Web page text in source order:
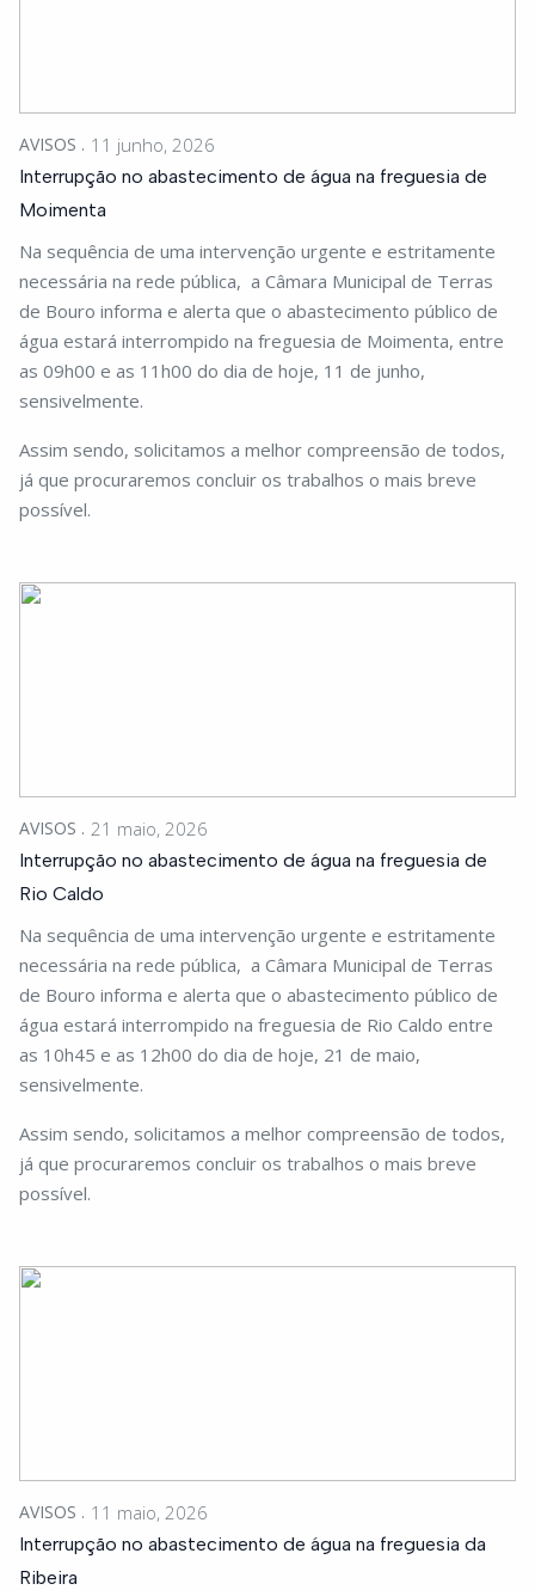
AVISOS 11 junho, 2026
Interrupção no abastecimento de água na freguesia de
Moimenta
Na sequência de uma intervenção urgente e estritamente
necessária na rede pública, a Câmara Municipal de Terras
de Bouro informa e alerta que o abastecimento público de
água estará interrompido na freguesia de Moimenta, entre
as 09h00 e as 11h00 do dia de hoje, 11 de junho,
sensivelmente.
Assim sendo, solicitamos a melhor compreensão de todos,
já que procuraremos concluir os trabalhos o mais breve
possível.
AVISOS 21 maio, 2026
Interrupção no abastecimento de água na freguesia de
Rio Caldo
Na sequência de uma intervenção urgente e estritamente
necessária na rede pública, a Câmara Municipal de Terras
de Bouro informa e alerta que o abastecimento público de
água estará interrompido na freguesia de Rio Caldo entre
as 10h45 e as 12h00 do dia de hoje, 21 de maio,
sensivelmente.
Assim sendo, solicitamos a melhor compreensão de todos,
já que procuraremos concluir os trabalhos o mais breve
possível.
AVISOS 11 maio, 2026
Interrupção no abastecimento de água na freguesia da
Ribeira